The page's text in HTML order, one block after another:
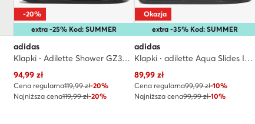
extra -25% Kod: SUMMER
-20%
adidas
Klapki · Adilette Shower GZ3772 · Czarny
Aktualna cena
94,99zł
Cena regularna119,99 zł-20%
Najniższa cena119,99 zł-20%
extra -35% Kod: SUMMER
Okazja
adidas
Klapki · adilette Aqua Slides IF7371 · Czarny
Aktualna cena
89,99 zł
Cena regularna99,99 zł-10%
Najniższa cena99,99 zł-10%